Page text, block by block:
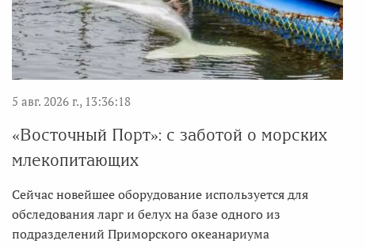
5 авг. 2026 г., 13:36:18
«Восточный Порт»: с заботой о морских
млекопитающих
Сейчас новейшее оборудование используется для
обследования ларг и белух на базе одного из
подразделений Приморского океанариума